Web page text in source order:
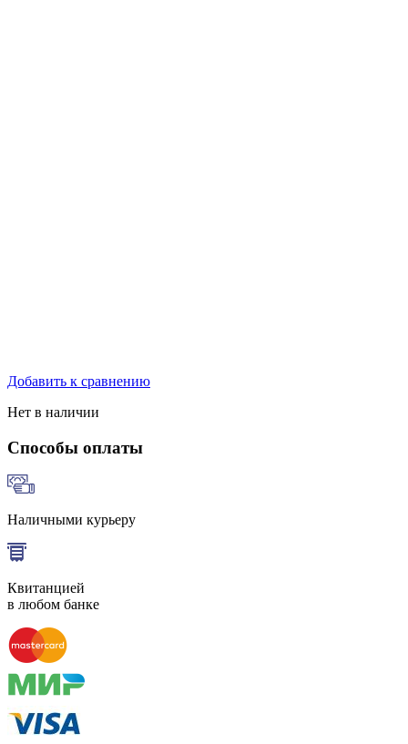
Добавить к сравнению
Нет в наличии
Способы оплаты
Наличными курьеру
Квитанцией
в любом банке